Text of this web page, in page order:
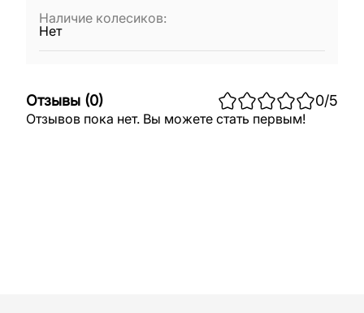
Наличие колесиков:
Нет
Отзывы (0) 0/5
Отзывов пока нет. Вы можете стать первым!